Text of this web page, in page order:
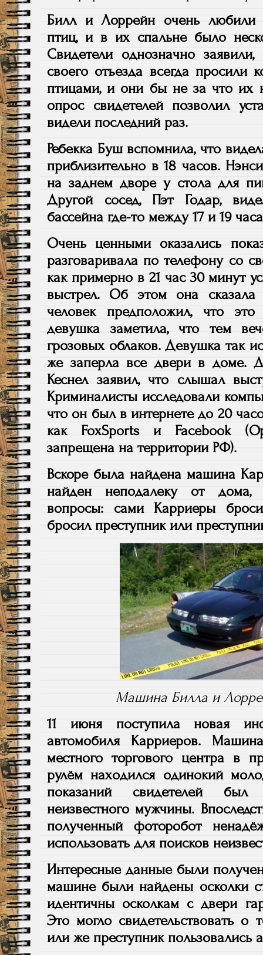
Билл и Лоррейн очень любили
птиц, и в их спальне было
Свидетели однозначно
своего отъезда всегда просили
птицами, и они бы не за что их
опрос свидетелей позволил
видели последний раз.
Ребекка Буш вспомнила, что
приблизительно в 18 часов.
на заднем дворе у стола для
Другой сосед, Пэт Годар,
бассейна где-то между 17 и 19
Очень ценными оказались
разговаривала по телефону со
как примерно в 21 час 30 минут
выстрел. Об этом она сказала
человек предположил, что
девушка заметила, что тем
грозовых облаков. Девушка так
же заперла все двери в доме.
Кеснел заявил, что слышал
Криминалисты исследовали
что он был в интернете до 20
как FoxSports и Facebook
запрещена на территории РФ).
Вскоре была найдена машина
найден неподалеку от
вопросы: сами Карриеры
бросил преступник или
Машина Билла и
11 июня поступила новая
автомобиля Карриеров.
местного торгового центра в
рулём находился одинокий
показаний свидетелей был
неизвестного мужчины.
полученный фоторобот
использовать для поисков
Интересные данные были
машине были найдены осколки
идентичны осколкам с двери
Это могло свидетельствовать
или же преступник пользовались